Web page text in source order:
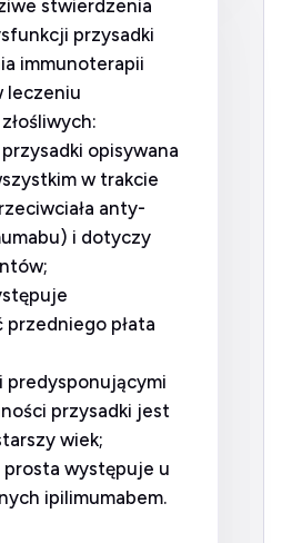
stwierdzenia
przysadki
immunoterapii
leczeniu
opisywana
w trakcie
anty-
i dotyczy
płata
predysponującymi
przysadki jest
wiek;
występuje u
ipilimumabem.